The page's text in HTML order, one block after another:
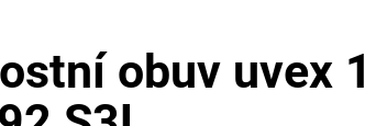
obuv uvex 1